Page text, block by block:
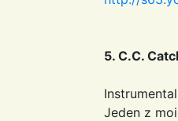
5. C.C.
Jeden z